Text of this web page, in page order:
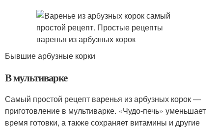
Бывшие арбузные корки
В мультиварке
Самый простой рецепт варенья из арбузных корок —
приготовление в мультиварке. «Чудо-печь» уменьшает
время готовки, а также сохраняет витамины и другие